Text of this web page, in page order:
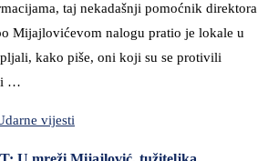
taj nekadašnji pomoćnik direktora
Mijajlovićevom nalogu pratio je lokale u
kako piše, oni koji su se protivili
…
vijesti